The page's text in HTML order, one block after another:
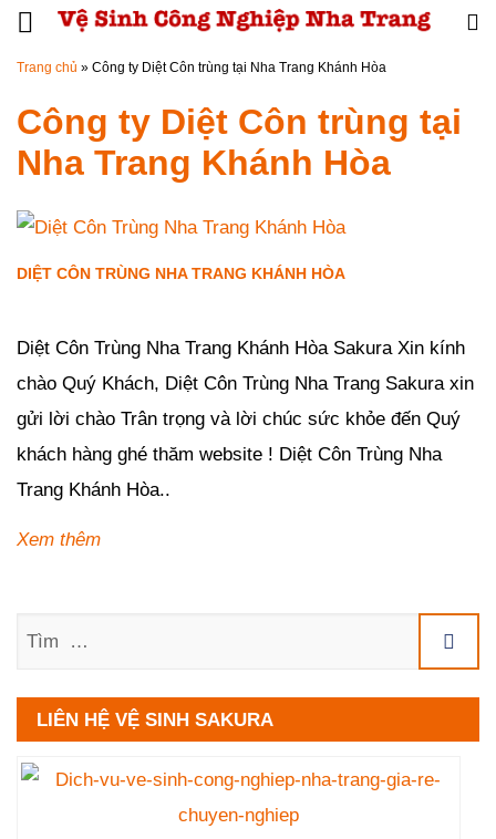
Đến nội dung chính
Trang chủ » Công ty Diệt Côn trùng tại Nha Trang Khánh Hòa
Công ty Diệt Côn trùng tại
Nha Trang Khánh Hòa
DIỆT CÔN TRÙNG NHA TRANG KHÁNH HÒA
Diệt Côn Trùng Nha Trang Khánh Hòa Sakura Xin kính
chào Quý Khách, Diệt Côn Trùng Nha Trang Sakura xin
gửi lời chào Trân trọng và lời chúc sức khỏe đến Quý
khách hàng ghé thăm website ! Diệt Côn Trùng Nha
Trang Khánh Hòa..
Xem thêm
LIÊN HỆ VỆ SINH SAKURA